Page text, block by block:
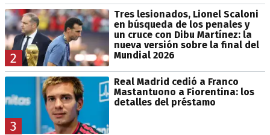
2
Tres lesionados, Lionel Scaloni
en búsqueda de los penales y
un cruce con Dibu Martínez: la
nueva versión sobre la final del
Mundial 2026
3
Real Madrid cedió a Franco
Mastantuono a Fiorentina: los
detalles del préstamo